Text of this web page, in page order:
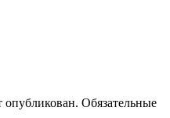
Обязательные